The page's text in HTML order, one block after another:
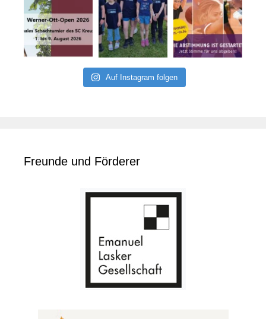
Auf Instagram folgen
Freunde und Förderer